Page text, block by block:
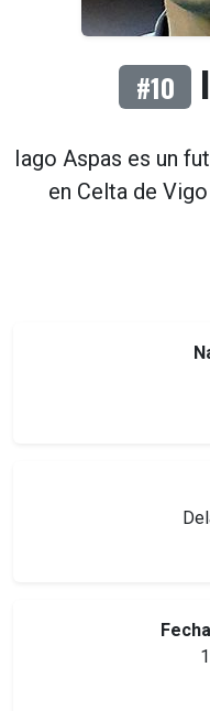
#10
Iago Aspas es un
en Celta de Vigo